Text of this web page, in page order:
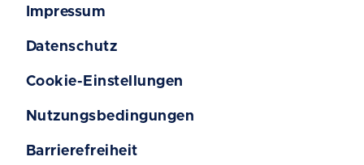
Impressum
Datenschutz
Cookie-Einstellungen
Nutzungsbedingungen
Barrierefreiheit